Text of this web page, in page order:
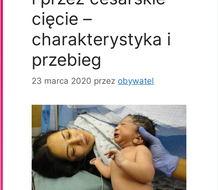
cięcie –
charakterystyka i
przebieg
23 marca 2020 przez obywatel